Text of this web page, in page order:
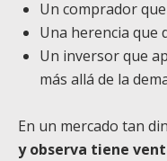
Un comprador
Una herencia que
Un inversor que
más allá de la
En un mercado tan
y observa tiene